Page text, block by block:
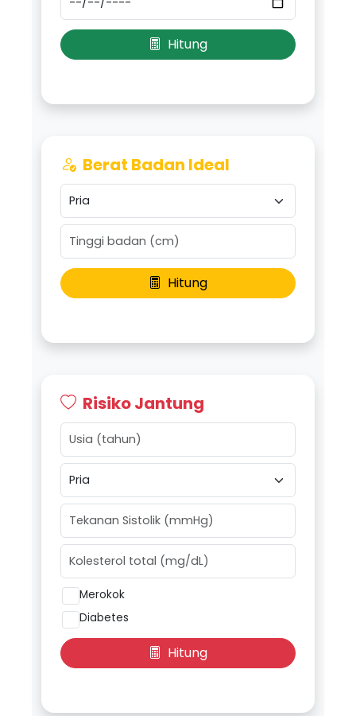
Hitung
Berat Badan Ideal
Hitung
Risiko Jantung
Merokok
Diabetes
Hitung